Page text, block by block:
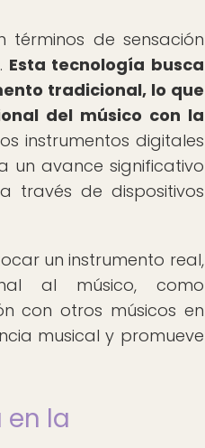
términos de sensación
Esta tecnología busca
tradicional, lo que
del músico con la
instrumentos digitales
un avance significativo
través de dispositivos
un instrumento real,
al músico, como
con otros músicos en
musical y promueve
la